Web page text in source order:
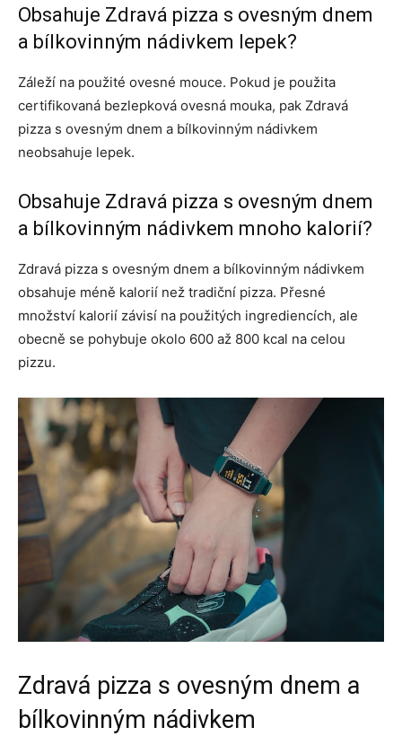
Obsahuje Zdravá pizza s ovesným dnem
a bílkovinným nádivkem lepek?
Záleží na použité ovesné mouce. Pokud je použita
certifikovaná bezlepková ovesná mouka, pak Zdravá
pizza s ovesným dnem a bílkovinným nádivkem
neobsahuje lepek.
Obsahuje Zdravá pizza s ovesným dnem
a bílkovinným nádivkem mnoho kalorií?
Zdravá pizza s ovesným dnem a bílkovinným nádivkem
obsahuje méně kalorií než tradiční pizza. Přesné
množství kalorií závisí na použitých ingrediencích, ale
obecně se pohybuje okolo 600 až 800 kcal na celou
pizzu.
Zdravá pizza s ovesným dnem a
bílkovinným nádivkem